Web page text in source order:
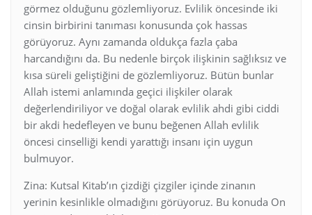
görmez olduğunu gözlemliyoruz. Evlilik öncesinde iki
cinsin birbirini tanıması konusunda çok hassas
görüyoruz. Aynı zamanda oldukça fazla çaba
harcandığını da. Bu nedenle birçok ilişkinin sağlıksız ve
kısa süreli geliştiğini de gözlemliyoruz. Bütün bunlar
Allah istemi anlamında geçici ilişkiler olarak
değerlendiriliyor ve doğal olarak evlilik ahdi gibi ciddi
bir akdi hedefleyen ve bunu beğenen Allah evlilik
öncesi cinselliği kendi yarattığı insanı için uygun
bulmuyor.
Zina: Kutsal Kitab’ın çizdiği çizgiler içinde zinanın
yerinin kesinlikle olmadığını görüyoruz. Bu konuda On